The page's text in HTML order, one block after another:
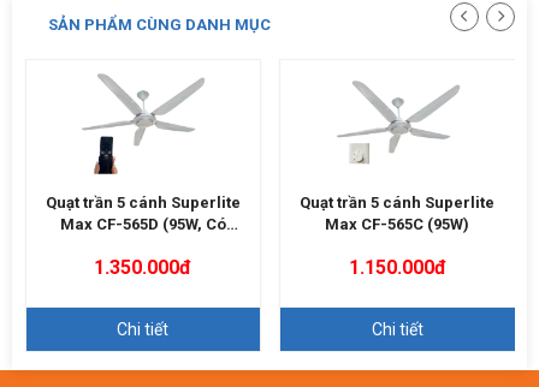
SẢN PHẨM CÙNG DANH MỤC
Quạt trần 5 cánh Superlite
Max CF-565D (95W, Có
1.350.000đ
Chi tiết
Quạt trần 5 cánh Superlite
Max CF-565C (95W)
1.150.000đ
Chi tiết